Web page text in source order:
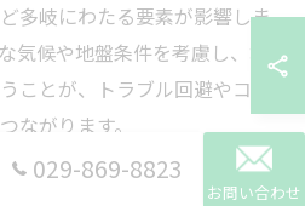
多岐にわたる要素が影響しま
気候や地盤条件を考慮し、地
ことが、トラブル回避やコス
ながります。
分かりにくいものの、プロの
029-869-8823
お問い合わせ